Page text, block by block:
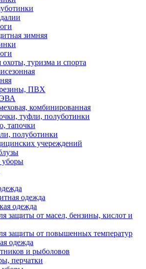
зимняя
охоты, туризма и спорта
ПВХ
комбинированная
туфли, полуботинки
тапочки
полуботинки
учереждений
уборы
одежда
одежда
защиты от масел, бензины, кислот и
защиты от повышенных температур
одежда
и рыболовов
перчатки